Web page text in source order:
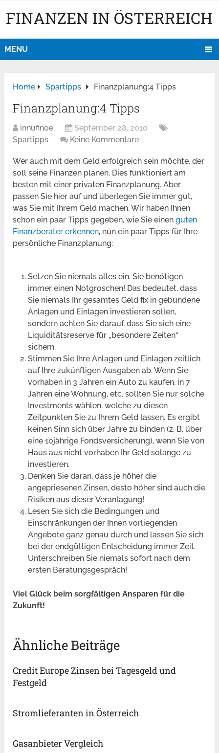
FINANZEN IN ÖSTERREICH
MENU
Home Spartipps Finanzplanung:4 Tipps
Finanzplanung:4 Tipps
innufinoe
September 28, 2010
Spartipps
Keine Kommentare
Wer auch mit dem Geld erfolgreich sein möchte, der
soll seine Finanzen planen. Dies funktioniert am
besten mit einer privaten Finanzplanung. Aber
passen Sie hier auf und überlegen Sie immer gut,
was Sie mit Ihrem Geld machen. Wir haben Ihnen
schon ein paar Tipps gegeben, wie Sie einenguten
Finanzberater erkennen, nun ein paar Tipps für Ihre
persönliche Finanzplanung:
Setzen Sie niemals alles ein. Sie benötigen
immer einen Notgroschen! Das bedeutet, dass
Sie niemals Ihr gesamtes Geld fix in gebundene
Anlagen und Einlagen investieren sollen,
sondern achten Sie darauf, dass Sie sich eine
Liquiditätsreserve für „besondere Zeiten“
sichern.
Stimmen Sie Ihre Anlagen und Einlagen zeitlich
auf Ihre zukünftigen Ausgaben ab. Wenn Sie
vorhaben in 3 Jahren ein Auto zu kaufen, in 7
Jahren eine Wohnung, etc. sollten Sie nur solche
Investments wählen, welche zu diesen
Zeitpunkten Sie zu Ihrem Geld lassen. Es ergibt
keinen Sinn sich über Jahre zu binden (z. B. über
eine 10jährige Fondsversicherung), wenn Sie von
Haus aus nicht vorhaben Ihr Geld solange zu
investieren.
Denken Sie daran, dass je höher die
angepriesenen Zinsen, desto höher sind auch die
Risiken aus dieser Veranlagung!
Lesen Sie sich die Bedingungen und
Einschränkungen der Ihnen vorliegenden
Angebote ganz genau durch und lassen Sie sich
bei der endgültigen Entscheidung immer Zeit.
Unterschreiben Sie niemals sofort nach dem
ersten Beratungsgespräch!
Viel Glück beim sorgfältigen Ansparen für die
Zukunft!
Ähnliche Beiträge
Credit Europe Zinsen bei Tagesgeld und
Festgeld
Stromlieferanten in Österreich
Gasanbieter Vergleich